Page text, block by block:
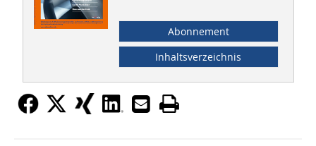
Abonnement
Inhaltsverzeichnis